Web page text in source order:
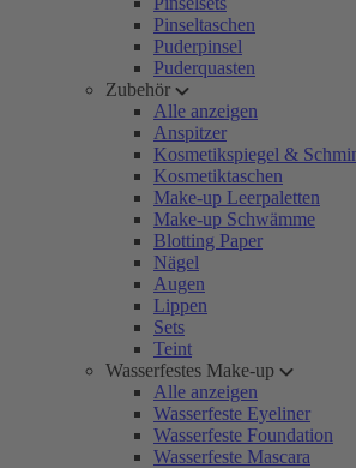
Pinseltaschen
Puderpinsel
Puderquasten
Zubehör
Alle anzeigen
Anspitzer
Kosmetikspiegel &
Kosmetiktaschen
Make-up Leerpaletten
Make-up Schwämme
Blotting Paper
Nägel
Augen
Lippen
Sets
Teint
Wasserfestes Make-up
Alle anzeigen
Wasserfeste Eyeliner
Wasserfeste Foundation
Wasserfeste Mascara